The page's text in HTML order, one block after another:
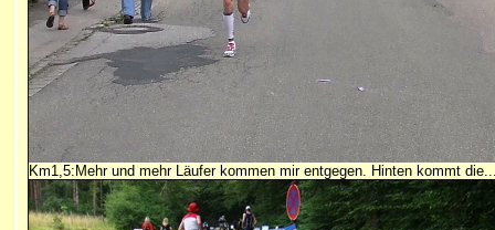
Km1,5:Mehr und mehr Läufer kommen mir entgegen. Hinten kommt